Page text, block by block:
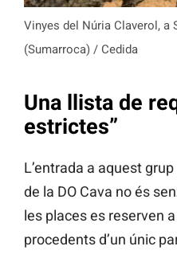
Vinyes del Núria Claverol, a
(Sumarroca) / Cedida
Una llista de
estrictes”
L’entrada a aquest grup
de la DO Cava no és
les places es reserven
procedents d’un únic